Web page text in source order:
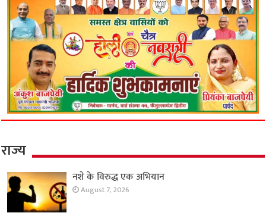
राज्य
नशे के विरुद्ध एक अभियान
August 7, 2026